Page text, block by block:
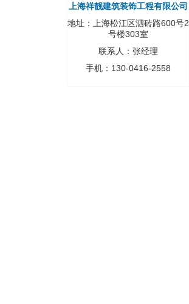
上海祥靓建筑装饰工程有限公司
地址：上海松江区泗砖路600号2
号楼303室
联系人：张经理
手机：130-0416-2558